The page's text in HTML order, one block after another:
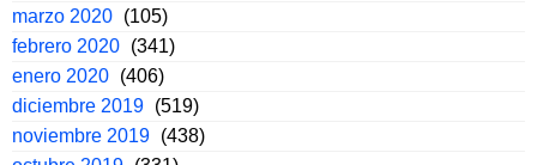
marzo 2020 (105)
febrero 2020 (341)
enero 2020 (406)
diciembre 2019 (519)
noviembre 2019 (438)